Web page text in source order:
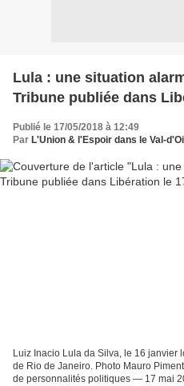
Lula : une situation
Tribune publiée dans
Publié le 17/05/2018 à 12:49
Par L'Union & l'Espoir dans le Val-
Luiz Inacio Lula da Silva, le 16 janvier
de Rio de Janeiro. Photo Mauro
de personnalités politiques — 17 mai